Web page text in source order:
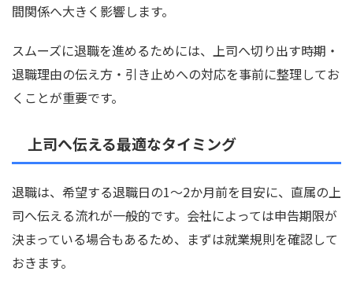
間関係へ大きく影響します。
スムーズに退職を進めるためには、上司へ切り出す時期・
退職理由の伝え方・引き止めへの対応を事前に整理してお
くことが重要です。
上司へ伝える最適なタイミング
退職は、希望する退職日の1〜2か月前を目安に、直属の上
司へ伝える流れが一般的です。会社によっては申告期限が
決まっている場合もあるため、まずは就業規則を確認して
おきます。